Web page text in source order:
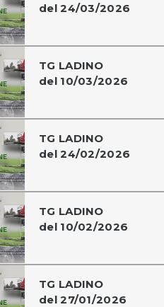
del 24/03/2026
TG LADINO
del 10/03/2026
TG LADINO
del 24/02/2026
TG LADINO
del 10/02/2026
TG LADINO
del 27/01/2026